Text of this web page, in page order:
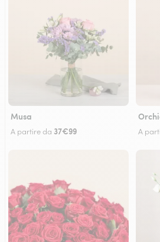
Musa
A partire da 37€99 A